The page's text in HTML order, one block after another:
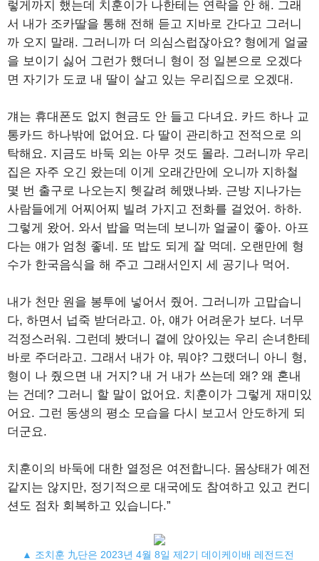
렇게까지 했는데 치훈이가 나한테는 연락을 안 해. 그래
서 내가 조카딸을 통해 전해 듣고 지바로 간다고 그러니
까 오지 말래. 그러니까 더 의심스럽잖아요? 형에게 얼굴
을 보이기 싫어 그런가 했더니 형이 정 일본으로 오겠다
면 자기가 도쿄 내 딸이 살고 있는 우리집으로 오겠대.
걔는 휴대폰도 없지 현금도 안 들고 다녀요. 카드 하나 교
통카드 하나밖에 없어요. 다 딸이 관리하고 전적으로 의
탁해요. 지금도 바둑 외는 아무 것도 몰라. 그러니까 우리
집은 자주 오긴 왔는데 이게 오래간만에 오니까 지하철
몇 번 출구로 나오는지 헷갈려 헤맸나봐. 근방 지나가는
사람들에게 어찌어찌 빌려 가지고 전화를 걸었어. 하하.
그렇게 왔어. 와서 밥을 먹는데 보니까 얼굴이 좋아. 아프
다는 얘가 엄청 좋네. 또 밥도 되게 잘 먹데. 오랜만에 형
수가 한국음식을 해 주고 그래서인지 세 공기나 먹어.
내가 천만 원을 봉투에 넣어서 줬어. 그러니까 고맙습니
다, 하면서 넙죽 받더라고. 아, 얘가 어려운가 보다. 너무
걱정스러워. 그런데 봤더니 곁에 앉아있는 우리 손녀한테
바로 주더라고. 그래서 내가 야, 뭐야? 그랬더니 아니 형,
형이 나 줬으면 내 거지? 내 거 내가 쓰는데 왜? 왜 혼내
는 건데? 그러니 할 말이 없어요. 치훈이가 그렇게 재미있
어요. 그런 동생의 평소 모습을 다시 보고서 안도하게 되
더군요.
치훈이의 바둑에 대한 열정은 여전합니다. 몸상태가 예전
같지는 않지만, 정기적으로 대국에도 참여하고 있고 컨디
션도 점차 회복하고 있습니다.”
▲ 조치훈 九단은 2023년 4월 8일 제2기 데이케이배 레전드전